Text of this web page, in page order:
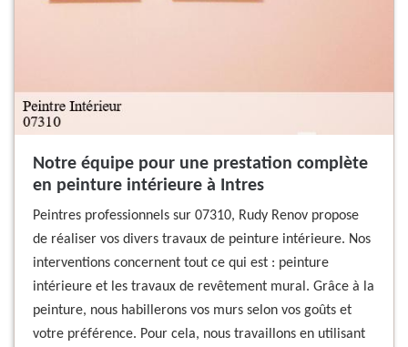
Notre équipe pour une prestation complète
en peinture intérieure à Intres
Peintres professionnels sur 07310, Rudy Renov propose
de réaliser vos divers travaux de peinture intérieure. Nos
interventions concernent tout ce qui est : peinture
intérieure et les travaux de revêtement mural. Grâce à la
peinture, nous habillerons vos murs selon vos goûts et
votre préférence. Pour cela, nous travaillons en utilisant